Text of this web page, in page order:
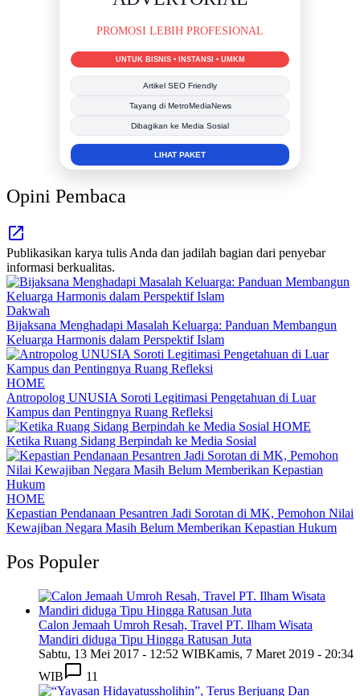
PROMOSI LEBIH PROFESIONAL
UNTUK BISNIS • INSTANSI • UMKM
Artikel SEO Friendly
Tayang di MetroMediaNews
Dibagikan ke Media Sosial
LIHAT PAKET
Opini Pembaca
Publikasikan karya tulis Anda dan jadilah bagian dari penyebar
informasi berkualitas.
Dakwah
Bijaksana Menghadapi Masalah Keluarga: Panduan Membangun
Keluarga Harmonis dalam Perspektif Islam
HOME
Antropolog UNUSIA Soroti Legitimasi Pengetahuan di Luar
Kampus dan Pentingnya Ruang Refleksi
HOME
Ketika Ruang Sidang Berpindah ke Media Sosial
HOME
Kepastian Pendanaan Pesantren Jadi Sorotan di MK, Pemohon Nilai
Kewajiban Negara Masih Belum Memberikan Kepastian Hukum
Pos Populer
Calon Jemaah Umroh Resah, Travel PT. Ilham Wisata
Mandiri diduga Tipu Hingga Ratusan Juta
Sabtu, 13 Mei 2017 - 12:52 WIBKamis, 7 Maret 2019 - 20:34
WIB
11